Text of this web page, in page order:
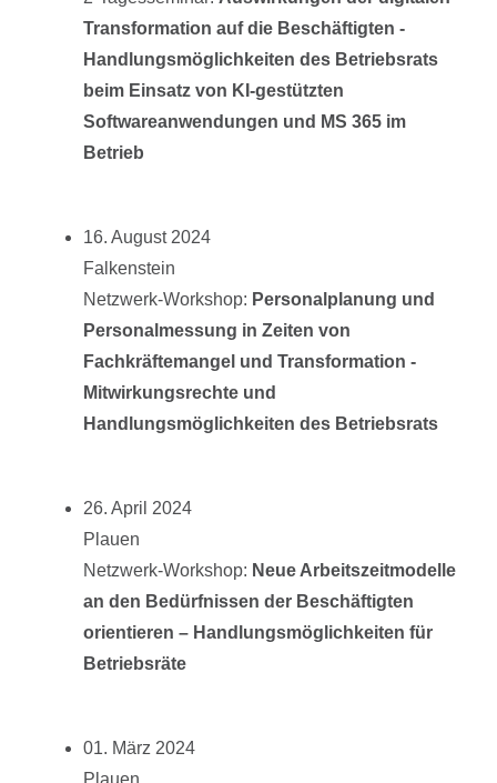
Transformation auf die Beschäftigten -
Handlungsmöglichkeiten des Betriebsrats
beim Einsatz von KI-gestützten
Softwareanwendungen und MS 365 im
Betrieb
16. August 2024
Falkenstein
Netzwerk-Workshop: Personalplanung und
Personalmessung in Zeiten von
Fachkräftemangel und Transformation -
Mitwirkungsrechte und
Handlungsmöglichkeiten des Betriebsrats
26. April 2024
Plauen
Netzwerk-Workshop: Neue Arbeitszeitmodelle
an den Bedürfnissen der Beschäftigten
orientieren – Handlungsmöglichkeiten für
Betriebsräte
01. März 2024